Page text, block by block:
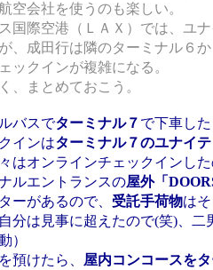
空会社を使うのも楽しい。
国際空港（ＬＡＸ）では、ユ
、成田行は隣のターミナル６
ックインが複雑になる。
、まとめておこう。
バスでターミナル７ で下車し
インはターミナル７のユナイ
はオンラインチェックインし
ルエントランスの屋外「
ーがあるので、 受託手荷物は
分は見事に超えたので(笑)、
）
預けたら、 屋内コンコースを